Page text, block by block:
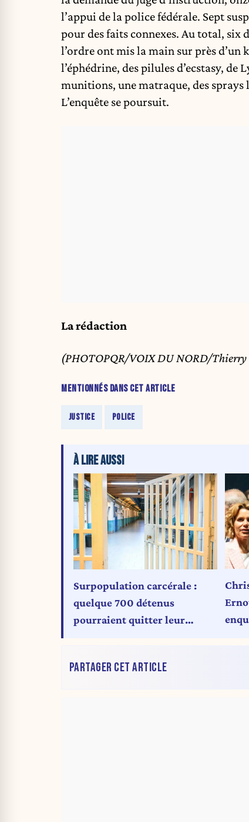
l’appui de la police fédérale. Sept
pour des faits connexes. Au total, six
l’ordre ont mis la main sur près d’un
l’éphédrine, des pilules d’ecstasy,
munitions, une matraque, des sprays
L’enquête se poursuit.
La rédaction
(PHOTOPQR/VOIX DU NORD/Thierry
MENTIONNÉS DANS CET ARTICLE
JUSTICE POLICE
À LIRE AUSSI
Surpopulation carcérale :
quelque 700 détenus
pourraient quitter leur
PARTAGER CET ARTICLE